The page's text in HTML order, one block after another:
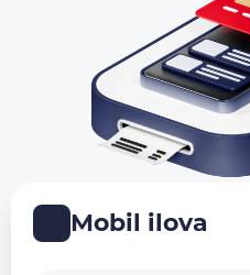
Mobil ilova